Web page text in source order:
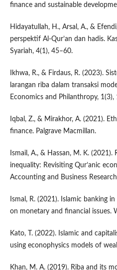
finance and sustainable
Hidayatullah, H., Arsal, A., &
perspektif Al-Qur’an dan hadis.
Syariah, 4(1), 45–60.
Ikhwa, R., & Firdaus, R. (2023).
larangan riba dalam transaksi
Economics and Philanthropy, 1(3),
Iqbal, Z., & Mirakhor, A. (2021).
finance. Palgrave Macmillan.
Ismail, A., & Hassan, M. K.
inequality: Revisiting Qur’anic
Accounting and Business
Ismal, R. (2021). Islamic banking
on monetary and financial issues.
Kato, T. (2022). Islamic and
using econophysics models of
Khan, M. A. (2019). Riba and its